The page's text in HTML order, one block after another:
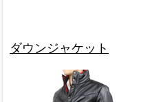
ダウンジャケット